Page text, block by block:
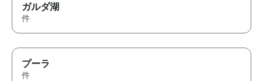
ガルダ湖
件
プーラ
件